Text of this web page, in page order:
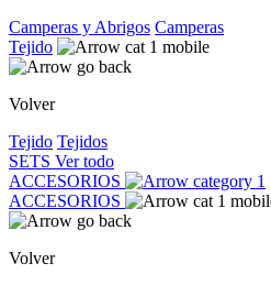
Camperas y Abrigos Camperas
Tejido
Volver
Tejido Tejidos
SETS Ver todo
ACCESORIOS
ACCESORIOS
Volver